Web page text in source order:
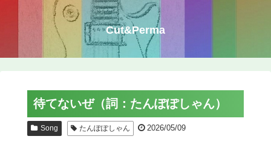
Cut&Perma
待てないぜ（詞：たんぽぽしゃん）
Song たんぽぽしゃん 2026/05/09